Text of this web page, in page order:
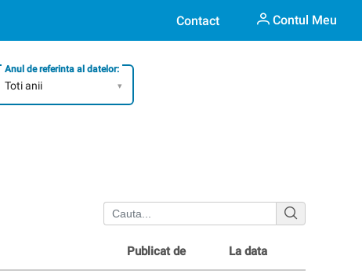
Contact Contul Meu
Anul de referinta al datelor:
Toti anii ▾
Publicat de La data